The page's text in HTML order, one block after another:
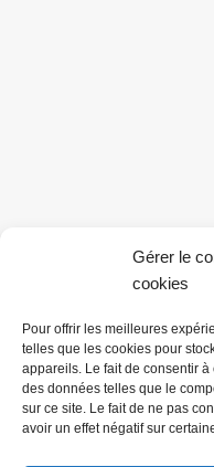
Gérer le
cookies
Pour offrir les meilleures
telles que les cookies pour
appareils. Le fait de consentir
des données telles que le
sur ce site. Le fait de ne pas
avoir un effet négatif sur